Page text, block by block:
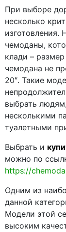
При выборе
несколько
изготовления.
чемоданы,
клади –
чемодана не
20″. Такие
выбрать
несколькими
туалетными
Выбрать и
можно по
https://
Одним из
данной
Модели этой
высоким